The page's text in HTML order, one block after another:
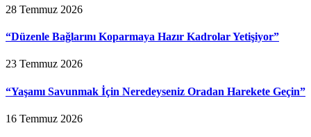
28 Temmuz 2026
“Düzenle Bağlarını Koparmaya Hazır Kadrolar Yetişiyor”
23 Temmuz 2026
“Yaşamı Savunmak İçin Neredeyseniz Oradan Harekete Geçin”
16 Temmuz 2026